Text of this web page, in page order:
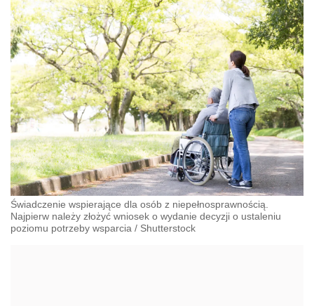
Świadczenie wspierające dla osób z niepełnosprawnością.
Najpierw należy złożyć wniosek o wydanie decyzji o ustaleniu
poziomu potrzeby wsparcia / Shutterstock